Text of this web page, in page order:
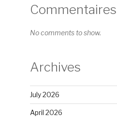
No comments to show.
Archives
July 2026
April 2026